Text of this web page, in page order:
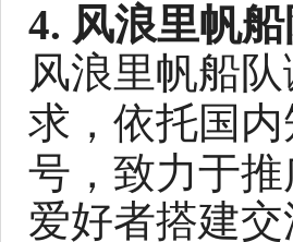
4. 风浪里帆船
风浪里帆船
求，依托国
号，致力于
爱好者搭建